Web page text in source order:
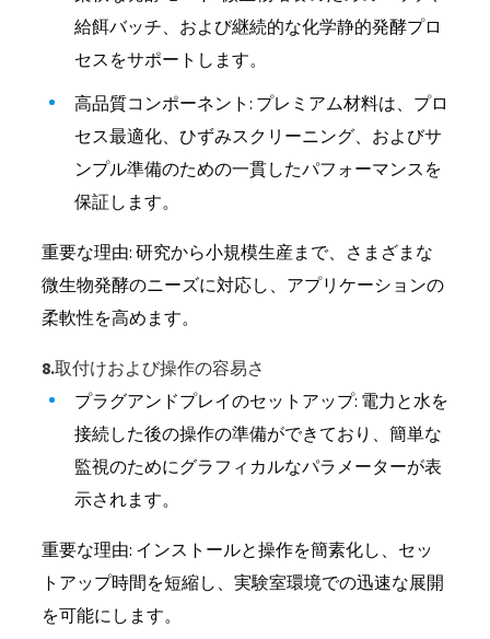
給餌バッチ、および継続的な化学静的発酵プロ
セスをサポートします。
高品質コンポーネント: プレミアム材料は、プロ
セス最適化、ひずみスクリーニング、およびサ
ンプル準備のための一貫したパフォーマンスを
保証します。
重要な理由: 研究から小規模生産まで、さまざまな
微生物発酵のニーズに対応し、アプリケーションの
柔軟性を高めます。
8.取付けおよび操作の容易さ
プラグアンドプレイのセットアップ: 電力と水を
接続した後の操作の準備ができており、簡単な
監視のためにグラフィカルなパラメーターが表
示されます。
重要な理由: インストールと操作を簡素化し、セッ
トアップ時間を短縮し、実験室環境での迅速な展開
を可能にします。